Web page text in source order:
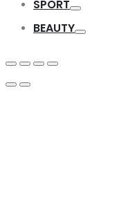
SPORT
BEAUTY